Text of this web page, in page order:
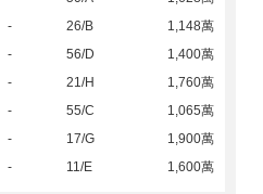
- 26/B
1,148萬
- 56/D
1,400萬
- 21/H
1,760萬
- 55/C
1,065萬
- 17/G
1,900萬
- 11/E 1,600萬